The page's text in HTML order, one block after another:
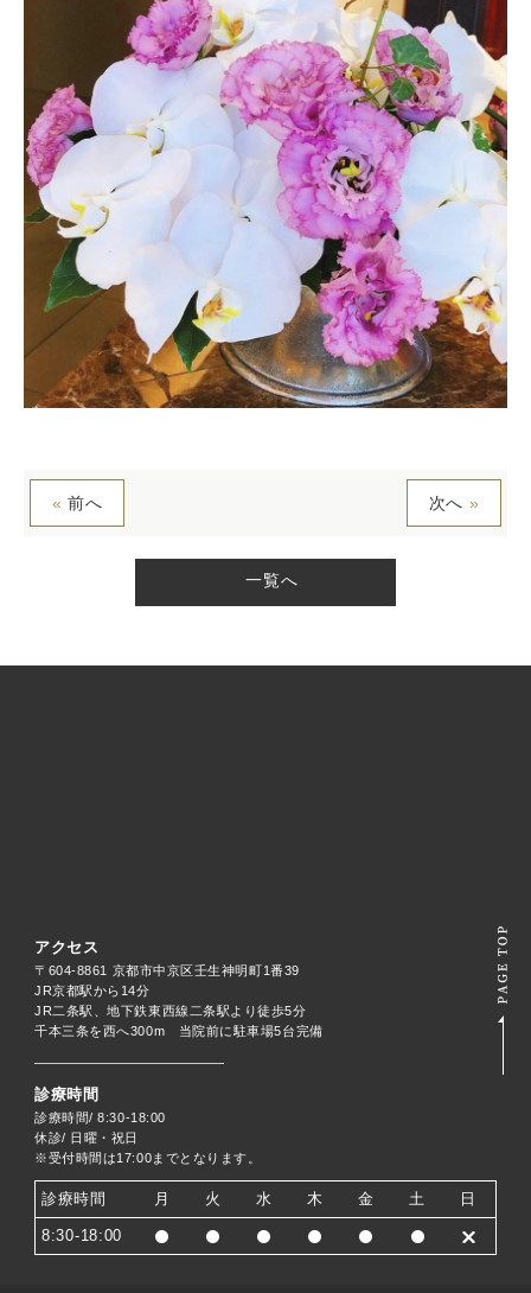
« 前へ 次へ »
一覧へ
アクセス
〒604-8861 京都市中京区壬生神明町1番39
JR京都駅から14分
JR二条駅、地下鉄東西線二条駅より徒歩5分
千本三条を西へ300m 当院前に駐車場5台完備
診療時間
診療時間/ 8:30-18:00
休診/ 日曜・祝日
※受付時間は17:00までとなります。
診療時間 月 火 水 木 金 土 日
8:30-18:00